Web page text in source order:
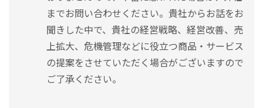
までお問い合わせください。貴社からお話をお
聞きした中で、貴社の経営戦略、経営改善、売
上拡大、危機管理などに役立つ商品・サービス
の提案をさせていただく場合がございますので
ご了承ください。